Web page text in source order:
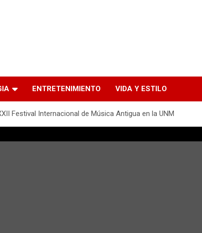
ENTRETENIMIENTO VIDA Y ESTILO
Festival Internacional de Música Antigua en la UNM